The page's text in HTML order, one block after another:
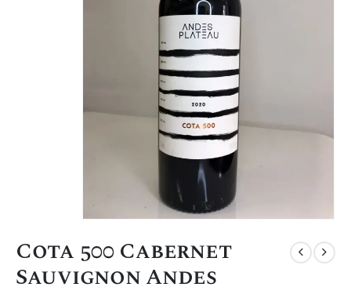
Cota 500 Cabernet
Sauvignon Andes